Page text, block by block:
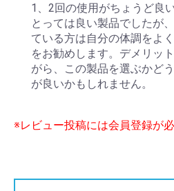
1、2回の使用がちょうど良
とっては良い製品でしたが
ている方は自分の体調をよ
をお勧めします。デメリッ
がら、この製品を選ぶかど
が良いかもしれません。
※レビュー投稿には会員登録が